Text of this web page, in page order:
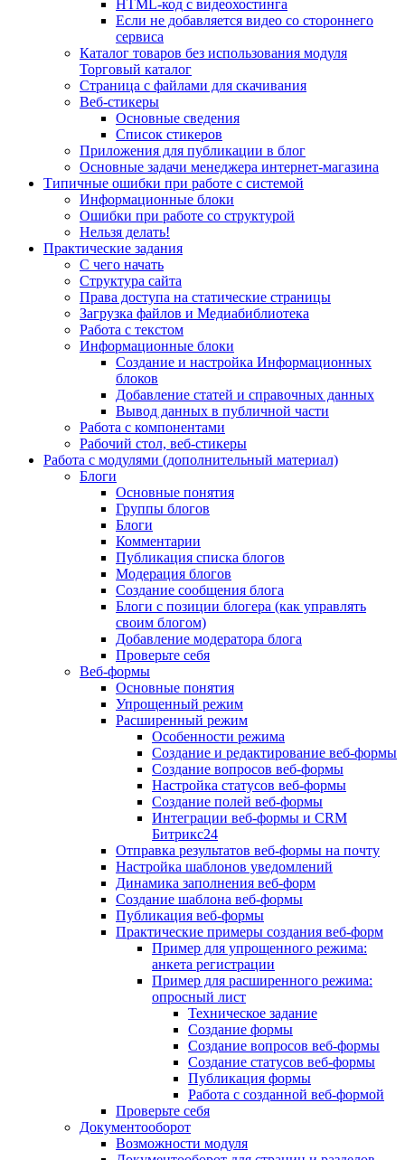
HTML-код с видеохостинга
Если не добавляется видео со стороннего
сервиса
Каталог товаров без использования модуля
Торговый каталог
Страница с файлами для скачивания
Веб-стикеры
Основные сведения
Список стикеров
Приложения для публикации в блог
Основные задачи менеджера интернет-магазина
Типичные ошибки при работе с системой
Информационные блоки
Ошибки при работе со структурой
Нельзя делать!
Практические задания
С чего начать
Структура сайта
Права доступа на статические страницы
Загрузка файлов и Медиабиблиотека
Работа с текстом
Информационные блоки
Создание и настройка Информационных
блоков
Добавление статей и справочных данных
Вывод данных в публичной части
Работа с компонентами
Рабочий стол, веб-стикеры
Работа с модулями (дополнительный материал)
Блоги
Основные понятия
Группы блогов
Блоги
Комментарии
Публикация списка блогов
Модерация блогов
Создание сообщения блога
Блоги с позиции блогера (как управлять
своим блогом)
Добавление модератора блога
Проверьте себя
Веб-формы
Основные понятия
Упрощенный режим
Расширенный режим
Особенности режима
Создание и редактирование веб-формы
Создание вопросов веб-формы
Настройка статусов веб-формы
Создание полей веб-формы
Интеграции веб-формы и CRM
Битрикс24
Отправка результатов веб-формы на почту
Настройка шаблонов уведомлений
Динамика заполнения веб-форм
Создание шаблона веб-формы
Публикация веб-формы
Практические примеры создания веб-форм
Пример для упрощенного режима:
анкета регистрации
Пример для расширенного режима:
опросный лист
Техническое задание
Создание формы
Создание вопросов веб-формы
Создание статусов веб-формы
Публикация формы
Работа с созданной веб-формой
Проверьте себя
Документооборот
Возможности модуля